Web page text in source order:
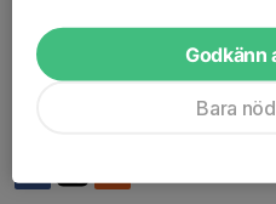
Jesper Bernson 073-232 1134
BR Leaders
Godkänn
Bara